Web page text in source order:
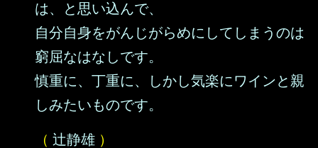
は、と思い込んで、
自分自身をがんじがらめにしてしまうのは
窮屈なはなしです。
慎重に、丁重に、しかし気楽にワインと親
しみたいものです。
（ 辻静雄 ）